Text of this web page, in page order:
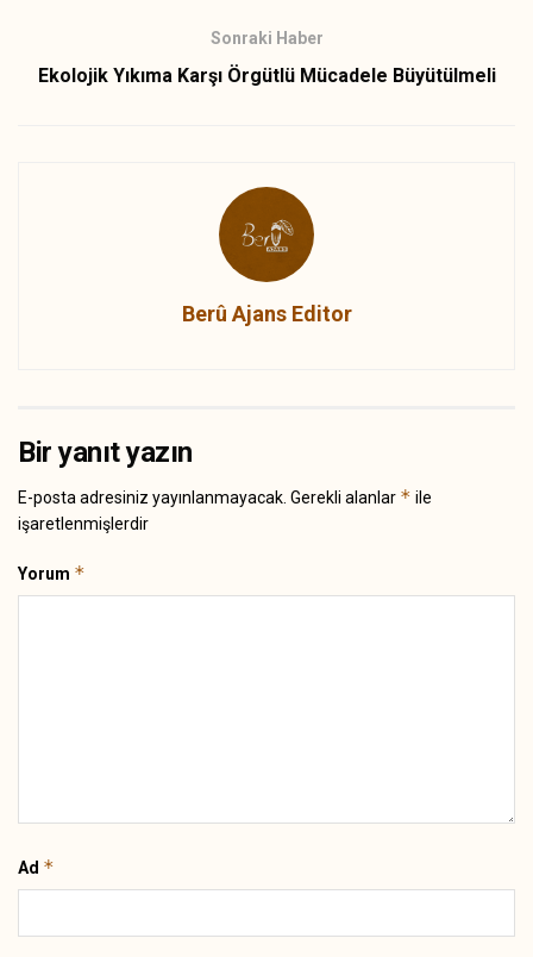
Sonraki Haber
Ekolojik Yıkıma Karşı Örgütlü Mücadele Büyütülmeli
Berû Ajans Editor
Bir yanıt yazın
E-posta adresiniz yayınlanmayacak. Gerekli alanlar * ile
işaretlenmişlerdir
Yorum *
Ad *